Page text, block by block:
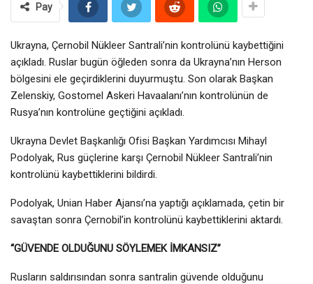
Pay
Ukrayna, Çernobil Nükleer Santrali’nin kontrolünü kaybettiğini
açıkladı. Ruslar bugün öğleden sonra da Ukrayna’nın Herson
bölgesini ele geçirdiklerini duyurmuştu. Son olarak Başkan
Zelenskiy, Gostomel Askeri Havaalanı’nın kontrolünün de
Rusya’nın kontrolüne geçtiğini açıkladı.
Ukrayna Devlet Başkanlığı Ofisi Başkan Yardımcısı Mihayl
Podolyak, Rus güçlerine karşı Çernobil Nükleer Santrali’nin
kontrolünü kaybettiklerini bildirdi.
Podolyak, Unian Haber Ajansı’na yaptığı açıklamada, çetin bir
savaştan sonra Çernobil’in kontrolünü kaybettiklerini aktardı.
“GÜVENDE OLDUĞUNU SÖYLEMEK İMKANSIZ”
Rusların saldırısından sonra santralin güvende olduğunu